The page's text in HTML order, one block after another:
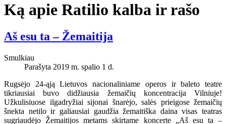
Ką apie Ratilio kalba ir rašo
Aš esu ta – Žemaitija
Smulkiau
Parašyta 2019 m. spalio 1 d.
Rugsėjo 24-ąją Lietuvos nacionaliniame operos ir baleto teatre
tikriausiai buvo didžiausia žemaičių koncentracija Vilniuje!
Užkulisiuose ilgadryžiai sijonai šnarėjo, salės prieigose žemaičių
šnekta netilo ir galiausiai gaudžia žemaitiška daina visas teatras
sugriaudėjo Žemaitijos metams skirtame koncerte „Aš esu ta –